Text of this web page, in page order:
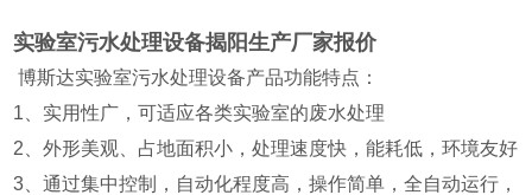
实验室污水处理设备揭阳生产厂家报价
博斯达实验室污水处理设备产品功能特点：
1、实用性广，可适应各类实验室的废水处理
2、外形美观、占地面积小，处理速度快，能耗低，环境友好
3、通过集中控制，自动化程度高，操作简单，全自动运行，